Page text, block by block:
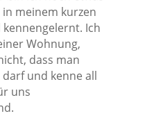
meinem kurzen
Ich
Wohnung,
dass man
und kenne all
uns